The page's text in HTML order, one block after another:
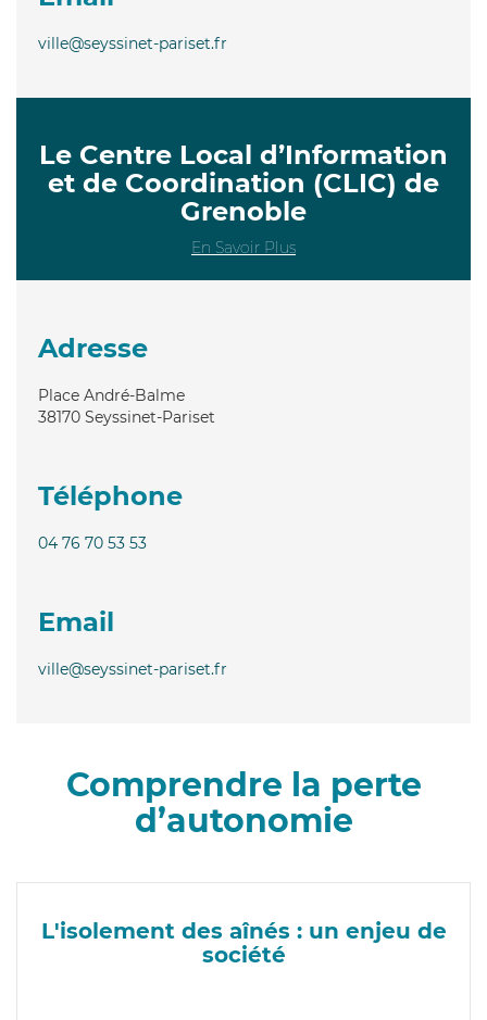
ville@seyssinet-pariset.fr
Le Centre Local d’Information
et de Coordination (CLIC) de
Grenoble
En Savoir Plus
Adresse
Place André-Balme
38170 Seyssinet-Pariset
Téléphone
04 76 70 53 53
Email
ville@seyssinet-pariset.fr
Comprendre la perte
d’autonomie
L'isolement des aînés : un enjeu de
société